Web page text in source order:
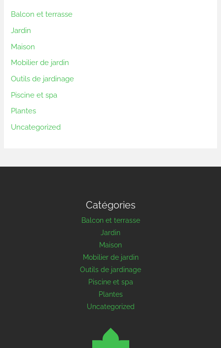
Balcon et terrasse
Jardin
Maison
Mobilier de jardin
Outils de jardinage
Piscine et spa
Plantes
Uncategorized
Catégories
Balcon et terrasse
Jardin
Maison
Mobilier de jardin
Outils de jardinage
Piscine et spa
Plantes
Uncategorized